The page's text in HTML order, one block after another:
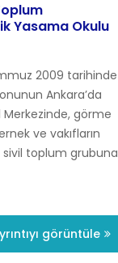
Yasama Okulu
2009 tarihinde
Ankara’da
Merkezinde, görme
ve vakıfların
toplum grubuna
görüntüle